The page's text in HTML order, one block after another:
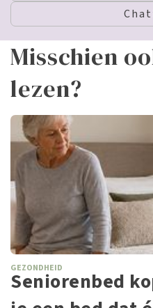
Misschien
lezen?
GEZONDHEID
Seniorenbed